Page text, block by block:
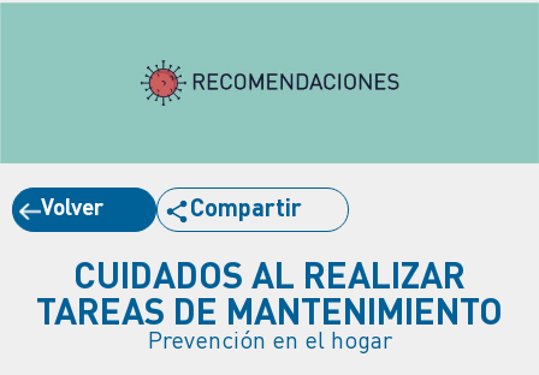
Volver Compartir
CUIDADOS AL REALIZAR
TAREAS DE MANTENIMIENTO
Prevención en el hogar